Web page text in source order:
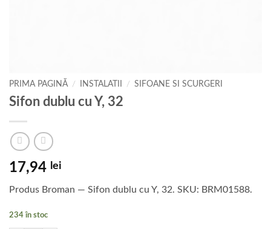
PRIMA PAGINĂ / INSTALATII / SIFOANE SI SCURGERI
Sifon dublu cu Y, 32
17,94 lei
Produs Broman — Sifon dublu cu Y, 32. SKU: BRM01588.
234 în stoc